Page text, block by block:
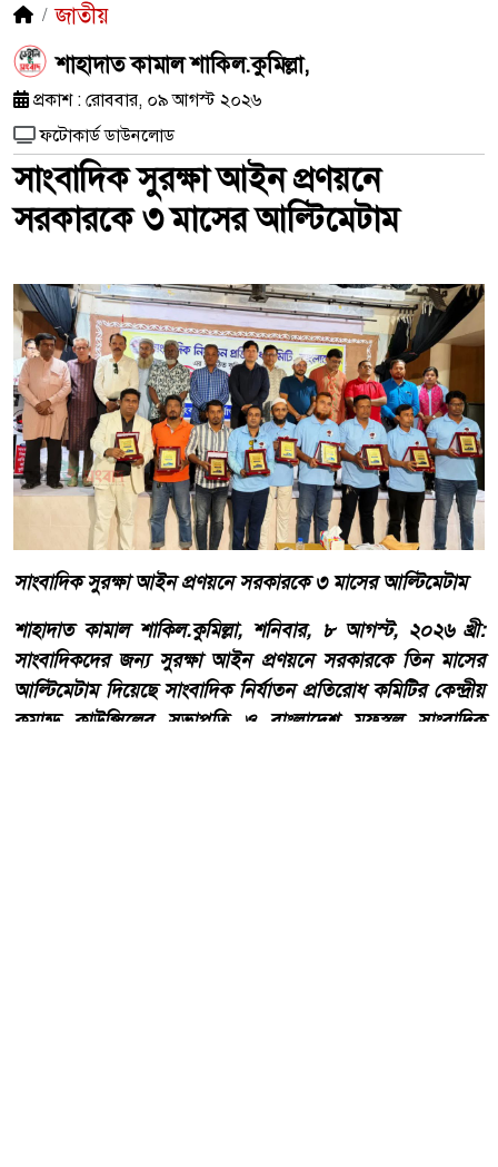
জাতীয়
শাহাদাত কামাল শাকিল.কুমিল্লা,
প্রকাশ : রোববার, ০৯ আগস্ট ২০২৬
ফটোকার্ড ডাউনলোড
সাংবাদিক সুরক্ষা আইন প্রণয়নে
সরকারকে ৩ মাসের আল্টিমেটাম
সাংবাদিক সুরক্ষা আইন প্রণয়নে সরকারকে ৩ মাসের আল্টিমেটাম
শাহাদাত কামাল শাকিল.কুমিল্লা, শনিবার, ৮ আগস্ট, ২০২৬ খ্রী:
সাংবাদিকদের জন্য সুরক্ষা আইন প্রণয়নে সরকারকে তিন মাসের
আল্টিমেটাম দিয়েছে সাংবাদিক নির্যাতন প্রতিরোধ কমিটির কেন্দ্রীয়
কমান্ড কাউন্সিলের সভাপতি ও বাংলাদেশ মফস্বল সাংবাদিক